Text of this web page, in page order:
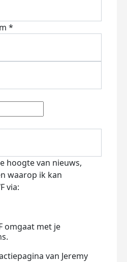
*
hoogte van nieuws,
waarop ik kan
via:
omgaat met je
van Jeremy